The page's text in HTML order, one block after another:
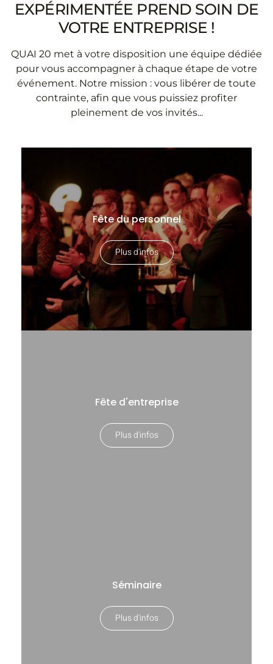
EXPÉRIMENTÉE PREND SOIN DE
VOTRE ENTREPRISE !
QUAI 20 met à votre disposition une équipe dédiée
pour vous accompagner à chaque étape de votre
événement. Notre mission : vous libérer de toute
contrainte, afin que vous puissiez profiter
pleinement de vos invités...
Fête du personnel
Plus d'infos
Fête d'entreprise
Plus d'infos
Séminaire
Plus d'infos